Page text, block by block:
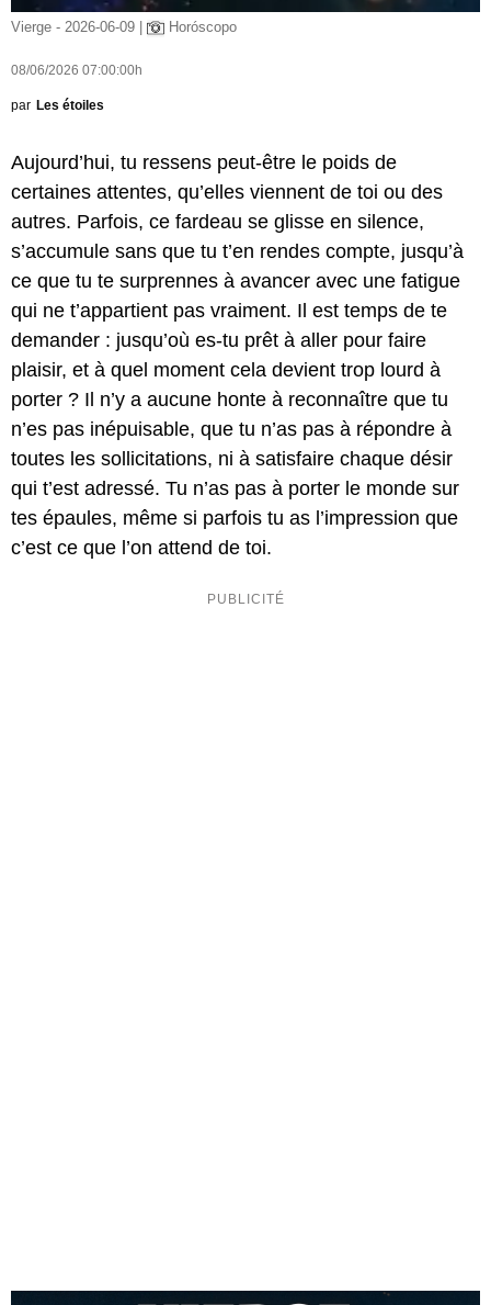
Vierge - 2026-06-09 | Horóscopo
08/06/2026 07:00:00h
par Les étoiles
Aujourd’hui, tu ressens peut-être le poids de
certaines attentes, qu’elles viennent de toi ou des
autres. Parfois, ce fardeau se glisse en silence,
s’accumule sans que tu t’en rendes compte, jusqu’à
ce que tu te surprennes à avancer avec une fatigue
qui ne t’appartient pas vraiment. Il est temps de te
demander : jusqu’où es-tu prêt à aller pour faire
plaisir, et à quel moment cela devient trop lourd à
porter ? Il n’y a aucune honte à reconnaître que tu
n’es pas inépuisable, que tu n’as pas à répondre à
toutes les sollicitations, ni à satisfaire chaque désir
qui t’est adressé. Tu n’as pas à porter le monde sur
tes épaules, même si parfois tu as l’impression que
c’est ce que l’on attend de toi.